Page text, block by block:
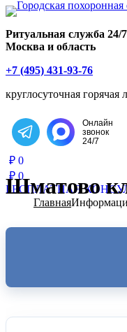
Ритуальная служба 24/7
Москва и область
+7 (495) 431-93-76
круглосуточная горячая
Написать в Telegram
Онлайн
звонок
24/7
₽ 0
₽ 0
БЕСПЛАТНАЯ
Главная
Шматово